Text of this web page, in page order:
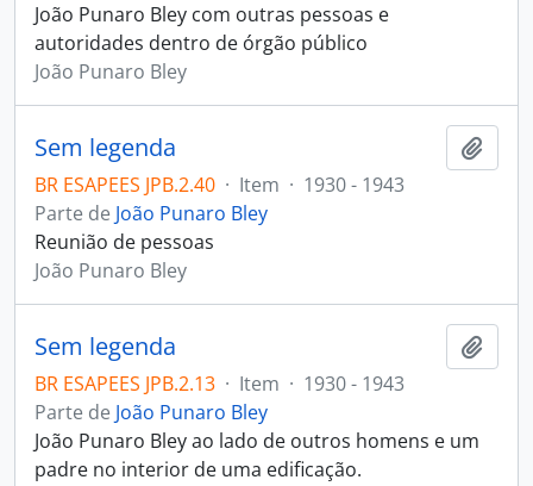
João Punaro Bley com outras pessoas e
autoridades dentro de órgão público
João Punaro Bley
Sem legenda
BR ESAPEES JPB.2.40 · Item · 1930 - 1943
Parte de João Punaro Bley
Reunião de pessoas
João Punaro Bley
Sem legenda
BR ESAPEES JPB.2.13 · Item · 1930 - 1943
Parte de João Punaro Bley
João Punaro Bley ao lado de outros homens e um
padre no interior de uma edificação.